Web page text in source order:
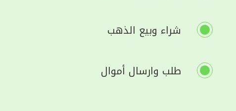
شراء وبيع الذهب
طلب وارسال أموال